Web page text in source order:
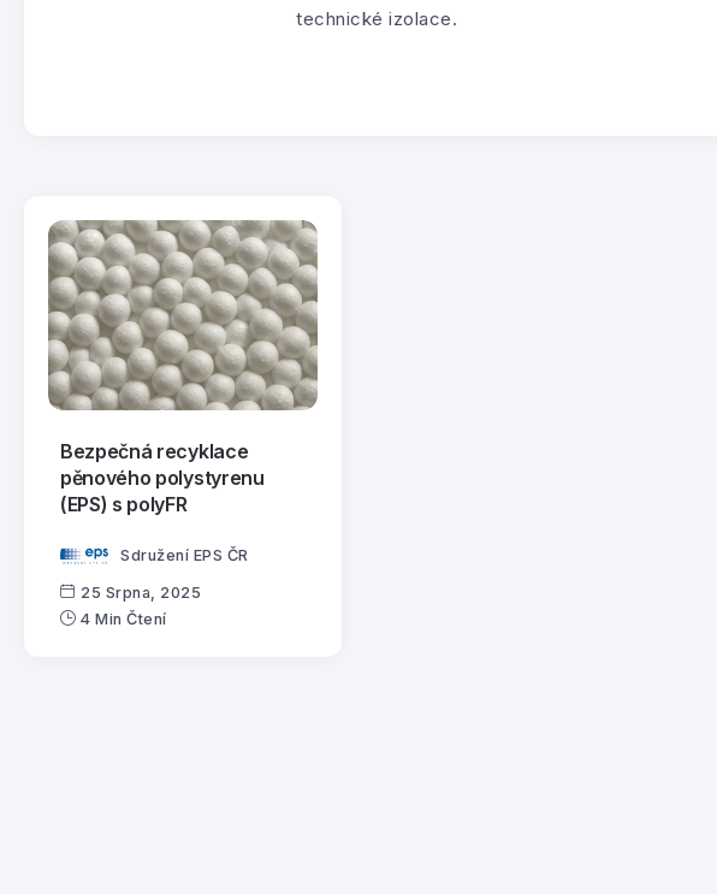
technické izolace.
Bezpečná recyklace
pěnového polystyrenu
(EPS) s polyFR
Sdružení EPS ČR
25 Srpna, 2025
4 Min Čtení